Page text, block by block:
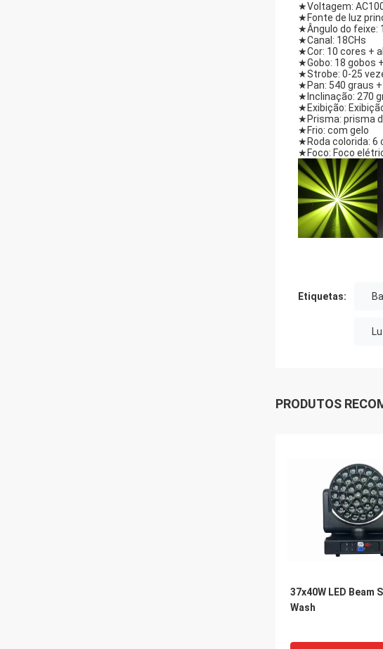
★Voltagem:
★ Fonte de luz
★Ângulo do feixe:
★Canal: 18CHs
★Cor: 10 cores +
★Gobo: 18 gobos
★Strobe: 0-25
★ Pan: 540 graus
★ Inclinação: 270
★ Exibição:
★ Prisma: prisma
★ Frio: com gelo
★ Roda colorida:
★ Foco: Foco
Etiquetas:
PRODUTOS
37x40W LED Beam
Wash